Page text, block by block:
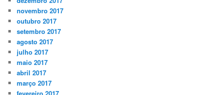
novembro 2017
outubro 2017
setembro 2017
agosto 2017
julho 2017
maio 2017
abril 2017
março 2017